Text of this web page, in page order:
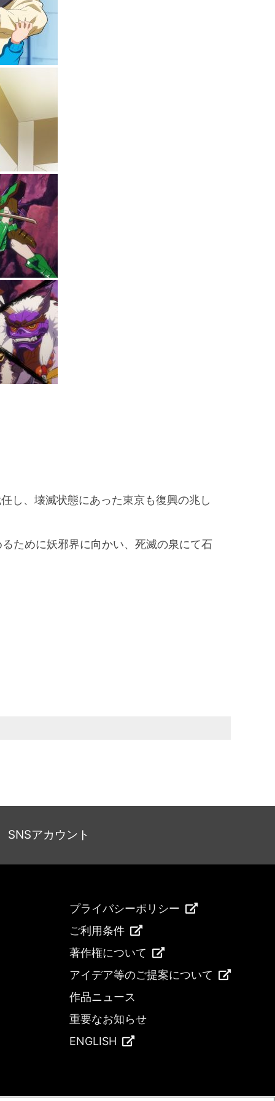
し、壊滅状態にあった東京も復興の兆し
ために妖邪界に向かい、死滅の泉にて石
SNSアカウント
プライバシーポリシー
ご利用条件
著作権について
アイデア等のご提案について
作品ニュース
重要なお知らせ
ENGLISH